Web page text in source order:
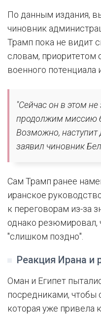
По данным издания,
чиновник
Трамп пока не видит
словам, приоритетом
военного потенциала
"Сейчас он в этом
продолжим миссию
Возможно, наступит
заявил чиновник
Сам Трамп ранее
иранское
к переговорам из-за
однако резюмировал,
"слишком поздно".
Реакция Ирана и
Оман и Египет
посредниками, чтобы
которая уже привела